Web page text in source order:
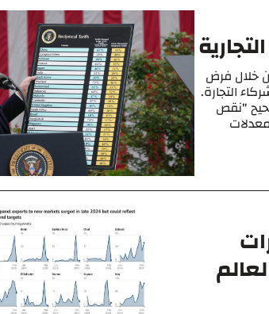
خلال فرض
التجارة.
"نقص
معدلات